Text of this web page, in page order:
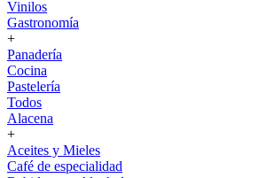
Vinilos
Gastronomía
+
Panadería
Cocina
Pastelería
Todos
Alacena
+
Aceites y Mieles
Café de especialidad